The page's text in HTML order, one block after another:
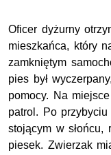
Oficer dyżurny
mieszkańca, który
zamkniętym
pies był
pomocy. Na
patrol. Po
stojącym w słońcu,
piesek. Zwierzak